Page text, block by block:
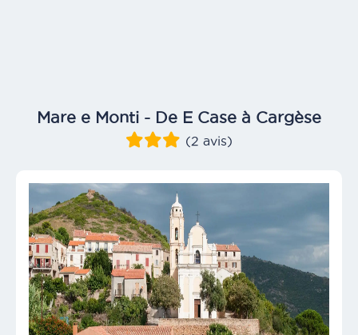
Mare e Monti - De E Case à Cargèse
(2 avis)